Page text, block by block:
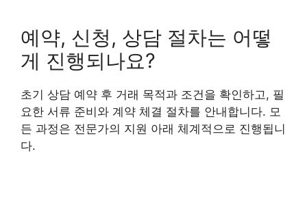
예약, 신청, 상담 절차는 어떻
게 진행되나요?
초기 상담 예약 후 거래 목적과 조건을 확인하고, 필
요한 서류 준비와 계약 체결 절차를 안내합니다. 모
든 과정은 전문가의 지원 아래 체계적으로 진행됩니
다.